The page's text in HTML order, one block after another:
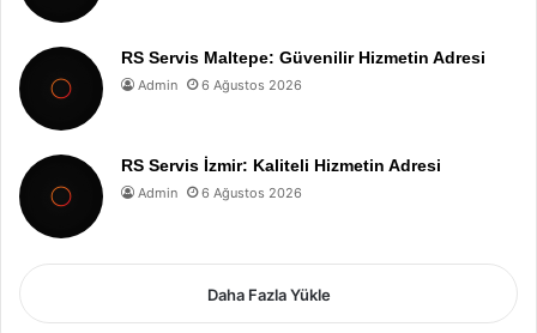
RS Servis Maltepe: Güvenilir Hizmetin Adresi
Admin 6 Ağustos 2026
RS Servis İzmir: Kaliteli Hizmetin Adresi
Admin 6 Ağustos 2026
Daha Fazla Yükle